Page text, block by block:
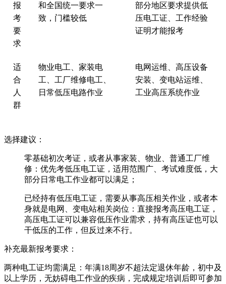
报
考
要
求
和全国统一要求一
致，门槛较低
部分地区要求提供低
压电工证、工作经验
证明才能报考
适
合
人
群
物业电工、家装电
工、工厂维修电工、
日常低压电路作业
电网运维、高压设备
安装、变电站运维、
工业高压系统作业
选择建议：
‌零基础初次考证，或者从事家装、物业、普通工厂维
修‌：优先考‌低压电工证‌，适用范围广、考试难度低，大
部分日常电工作业都可以满足；
‌已经持有低压电工证，需要从事高压相关作业‌，或者本
身就是电网、变电站相关岗位：直接报考‌高压电工证‌，
高压电工证可以兼容低压作业需求，持有高压证也可以
干低压的工作，但反过来不行。
补充最新报考要求：
两种电工证均需满足：年满18周岁不超法定退休年龄，初中及
以上学历，无妨碍电工作业的疾病，完成规定培训后即可参加